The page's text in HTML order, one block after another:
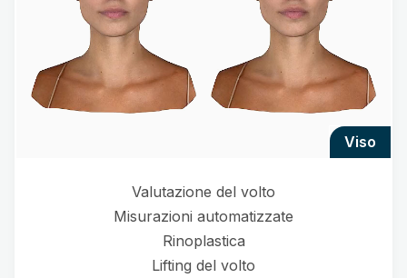
viso
Valutazione del volto
Misurazioni automatizzate
Rinoplastica
Lifting del volto